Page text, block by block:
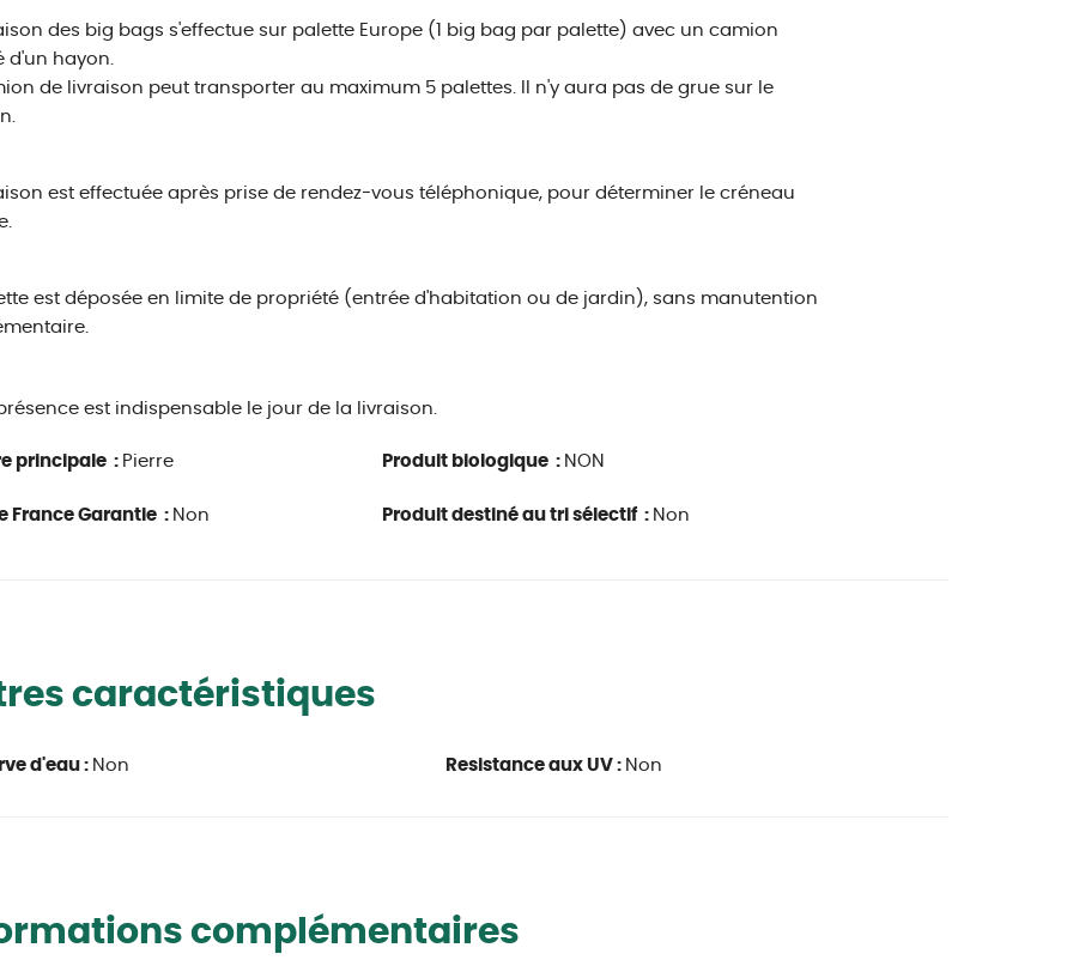
des big bags s'effectue sur palette Europe (1 big bag par palette) avec un camion
d'un hayon.
de livraison peut transporter au maximum 5 palettes. Il n'y aura pas de grue sur le
est effectuée après prise de rendez-vous téléphonique, pour déterminer le créneau
est déposée en limite de propriété (entrée d'habitation ou de jardin), sans manutention
est indispensable le jour de la livraison.
principale : Pierre
France Garantie : Non
Produit biologique : NON
Produit destiné au tri sélectif : Non
caractéristiques
d'eau : Non Resistance aux UV : Non
complémentaires